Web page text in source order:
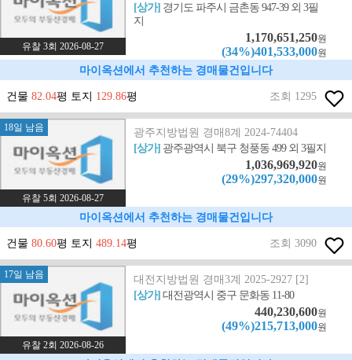
유찰 3회 2026-08-27
[상가] 경기도 파주시 금촌동 947-39 외 3필
지
1,170,651,250원
(34%)401,533,000원
마이옥션에서 추천하는 경매물건입니다
건물 82.04평 토지 129.86평 조회 1295
18일 남음
유찰 5회 2026-08-27
광주지방법원 경매8계 2024-74404
[상가] 광주광역시 북구 청풍동 499 외 3필지
1,036,969,920원
(29%)297,320,000원
마이옥션에서 추천하는 경매물건입니다
건물 80.60평 토지 489.14평 조회 3090
17일 남음
유찰 2회 2026-08-26
대전지방법원 경매3계 2025-2927 [2]
[상가]대전광역시 중구 문화동 11-80
440,230,600원
(49%)215,713,000원